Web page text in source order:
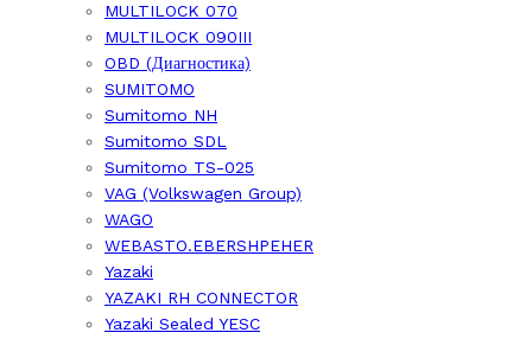
MULTILOCK 070
MULTILOCK 090III
OBD (Диагностика)
SUMITOMO
Sumitomo NH
Sumitomo SDL
Sumitomo TS-025
VAG (Volkswagen Group)
WAGO
WEBASTO.EBERSHPEHER
Yazaki
YAZAKI RH CONNECTOR
Yazaki Sealed YESC